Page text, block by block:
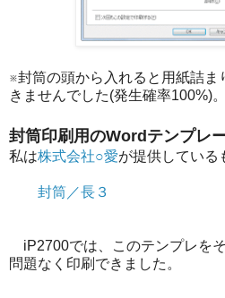
※封筒の頭から入れると用紙詰
きませんでした(発生確率100%)。
封筒印刷用のWordテンプレ
私は株式会社○愛が提供している
封筒／長３
iP2700では、このテンプレを
問題なく印刷できました。